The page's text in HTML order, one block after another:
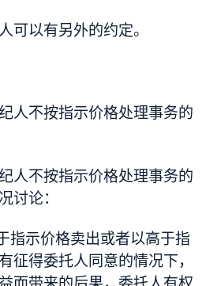
可以有另外的约定。
人不按指示价格处理事务的
人不按指示价格处理事务的
讨论：
指示价格卖出或者以高于指
征得委托人同意的情况下，